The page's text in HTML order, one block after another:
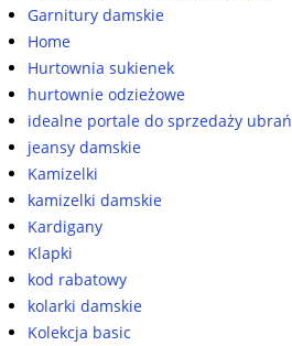
Garnitury damskie
Home
Hurtownia sukienek
hurtownie odzieżowe
idealne portale do sprzedaży ubrań
jeansy damskie
Kamizelki
kamizelki damskie
Kardigany
Klapki
kod rabatowy
kolarki damskie
Kolekcja basic